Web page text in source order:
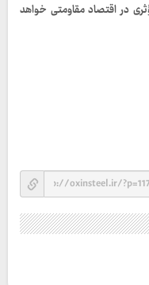
در اقتصاد مقاومتی خواهد